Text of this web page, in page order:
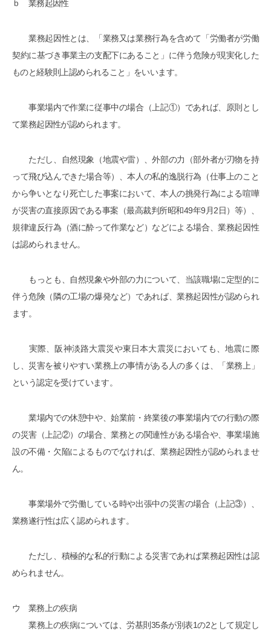
ｂ 業務起因性
業務起因性とは、「業務又は業務行為を含めて「労働者が労働
契約に基づき事業主の支配下にあること」に伴う危険が現実化した
ものと経験則上認められること」をいいます。
事業場内で作業に従事中の場合（上記①）であれば、原則とし
て業務起因性が認められます。
ただし、自然現象（地震や雷）、外部の力（部外者が刃物を持
って飛び込んできた場合等）、本人の私的逸脱行為（仕事上のこと
から争いとなり死亡した事案において、本人の挑発行為による喧嘩
が災害の直接原因である事案（最高裁判所昭和49年9月2日）等）、
規律違反行為（酒に酔って作業など）などによる場合、業務起因性
は認められません。
もっとも、自然現象や外部の力について、当該職場に定型的に
伴う危険（隣の工場の爆発など）であれば、業務起因性が認められ
ます。
実際、阪神淡路大震災や東日本大震災においても、地震に際
し、災害を被りやすい業務上の事情がある人の多くは、「業務上」
という認定を受けています。
業場内での休憩中や、始業前・終業後の事業場内での行動の際
の災害（上記②）の場合、業務との関連性がある場合や、事業場施
設の不備・欠陥によるものでなければ、業務起因性が認められませ
ん。
事業場外で労働している時や出張中の災害の場合（上記③）、
業務遂行性は広く認められます。
ただし、積極的な私的行動による災害であれば業務起因性は認
められません。
ウ 業務上の疾病
業務上の疾病については、労基則35条が別表1の2として規定し